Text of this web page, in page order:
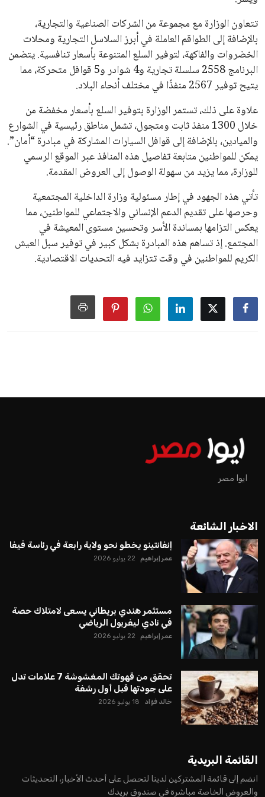
تتعاون الوزارة مع مجموعة من الشركات الصناعية والتجارية،
بالإضافة إلى الطواقم العاملة في أبرز السلاسل التجارية ومحلات
الخضروات والفاكهة، لتوفير السلع المتنوعة بأسعار تنافسية. يتضمن
البرنامج 2558 سلسلة تجارية و4 شوادر و5 قوافل متحركة، مما
يتيح توفير 2567 منفذًا في مختلف أنحاء البلاد.
علاوة على ذلك، تستمر الوزارة بتوفير السلع بأسعار مخفضة من
خلال 1300 منفذ ثابت ومتجول، تشمل مناطق رئيسية في الشوارع
والميادين، بالإضافة إلى قوافل السيارات المشاركة في مبادرة “أمان”.
يمكن للمواطنين متابعة تفاصيل هذه المنافذ عبر الموقع الرسمي
للوزارة، مما يزيد من سهولة الوصول إلى العروض المقدمة.
تأتي هذه الجهود في إطار مسئولية وزارة الداخلية المجتمعية
وحرصها على تقديم الدعم الإنساني والاجتماعي للمواطنين، مما
يعكس التزامها بمساندة الأسر وتحسين مستوى المعيشة في
المجتمع. إذ تساهم هذه المبادرة بشكل كبير في توفير سبل العيش
الكريم للمواطنين في وقت تتزايد فيه التحديات الاقتصادية.
ايوا مصر
الاخبار الشائعة
إنفانتينو يخطو نحو ولاية رابعة في رئاسة فيفا
عمر إبراهيم 22 يوليو 2026
مستثمر هندي بريطاني يسعى لامتلاك حصة
في نادي ليفربول الرياضي
عمر إبراهيم 22 يوليو 2026
تحقق من قهوتك المغشوشة 7 علامات تدل
على جودتها قبل أول رشفة
خالد فؤاد 18 يوليو 2026
القائمة البريدية
انضم إلى قائمة المشتركين لدينا لتحصل على أحدث الأخبار، التحديثات
والعروض الخاصة مباشرة في صندوق بريدك